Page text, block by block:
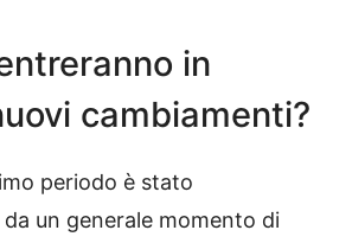
in
cambiamenti?
periodo è stato
un generale momento di